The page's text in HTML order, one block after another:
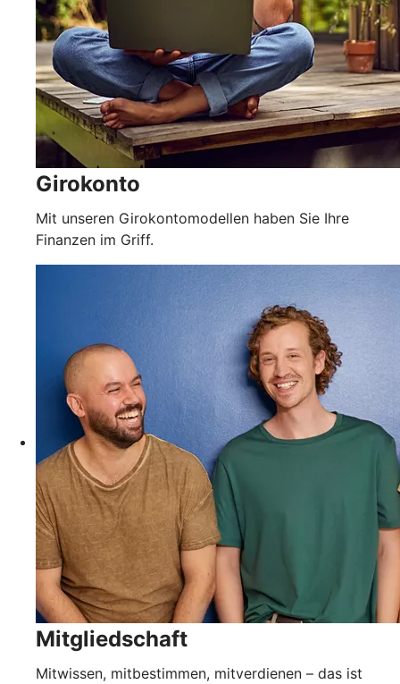
Girokonto
Mit unseren Girokontomodellen haben Sie Ihre
Finanzen im Griff.
Mitgliedschaft
Mitwissen, mitbestimmen, mitverdienen – das ist